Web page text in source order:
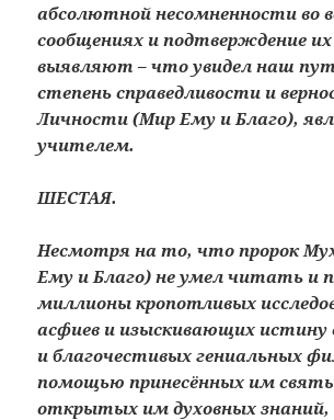
абсолютной несомненности во
сообщениях и подтверждение их
выявляют – что увидел наш
степень справедливости и
Личности (Мир Ему и Благо),
учителем.
ШЕСТАЯ.
Несмотря на то, что пророк
Ему и Благо) не умел читать и
миллионы кропотливых
асфиев и изыскивающих истину
и благочестивых гениальных
помощью принесённых им
открытых им духовных знаний,